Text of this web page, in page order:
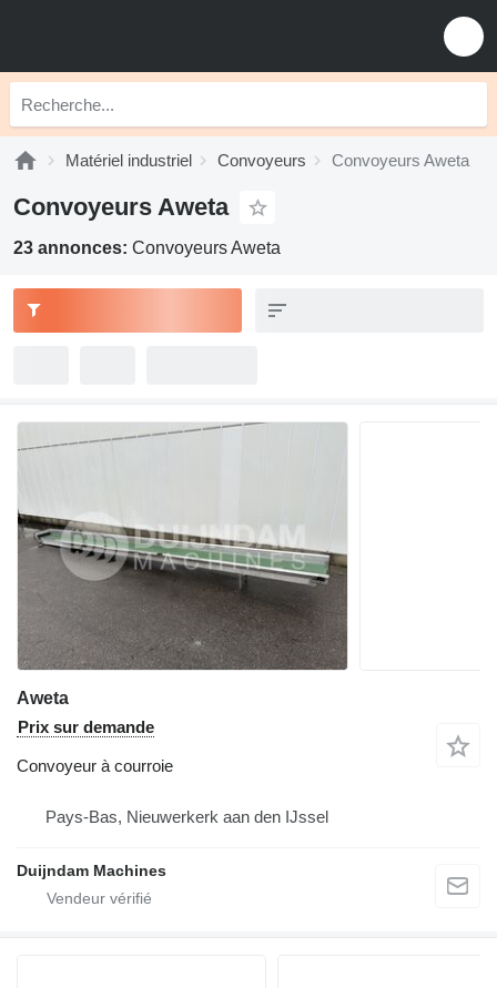
Matériel industriel Convoyeurs Convoyeurs Aweta
Convoyeurs Aweta
23 annonces: Convoyeurs Aweta
Aweta
Prix sur demande
Convoyeur à courroie
Pays-Bas, Nieuwerkerk aan den IJssel
Duijndam Machines